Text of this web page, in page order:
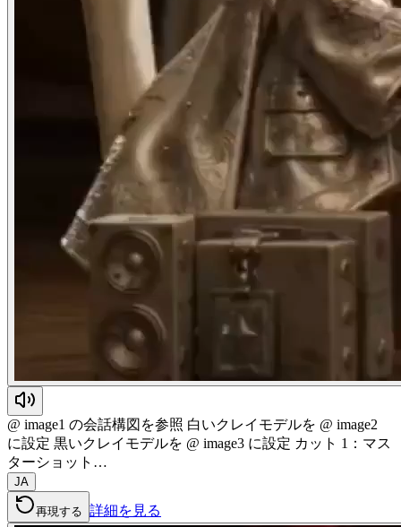
@ image1 の会話構図を参照 白いクレイモデルを @ image2
に設定 黒いクレイモデルを @ image3 に設定 カット 1：マス
ターショット…
JA
再現する 詳細を見る